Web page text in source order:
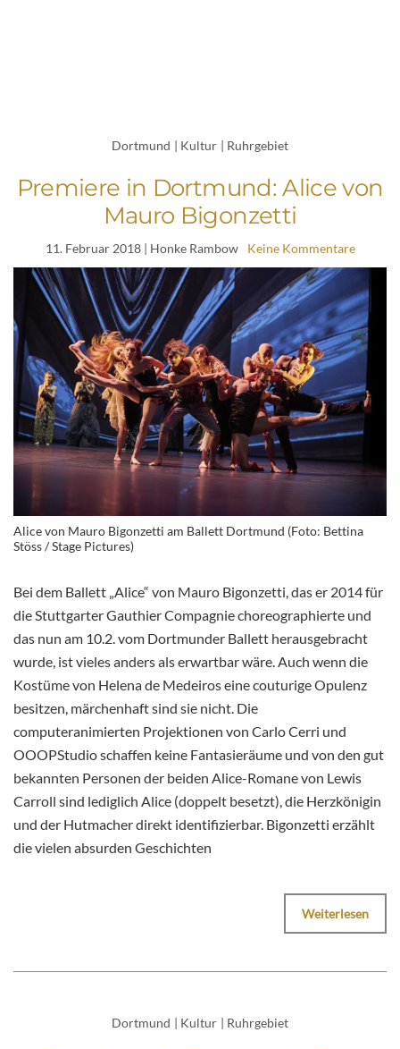
Dortmund | Kultur | Ruhrgebiet
Premiere in Dortmund: Alice von
Mauro Bigonzetti
11. Februar 2018| Honke Rambow Keine Kommentare
Alice von Mauro Bigonzetti am Ballett Dortmund (Foto: Bettina
Stöss / Stage Pictures)
Bei dem Ballett „Alice“ von Mauro Bigonzetti, das er 2014 für
die Stuttgarter Gauthier Compagnie choreographierte und
das nun am 10.2. vom Dortmunder Ballett herausgebracht
wurde, ist vieles anders als erwartbar wäre. Auch wenn die
Kostüme von Helena de Medeiros eine couturige Opulenz
besitzen, märchenhaft sind sie nicht. Die
computeranimierten Projektionen von Carlo Cerri und
OOOPStudio schaffen keine Fantasieräume und von den gut
bekannten Personen der beiden Alice-Romane von Lewis
Carroll sind lediglich Alice (doppelt besetzt), die Herzkönigin
und der Hutmacher direkt identifizierbar. Bigonzetti erzählt
die vielen absurden Geschichten
Weiterlesen
Dortmund | Kultur | Ruhrgebiet